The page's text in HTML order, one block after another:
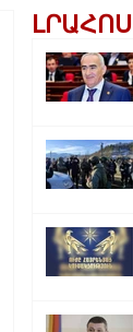
ԼՐԱՀՈՍ